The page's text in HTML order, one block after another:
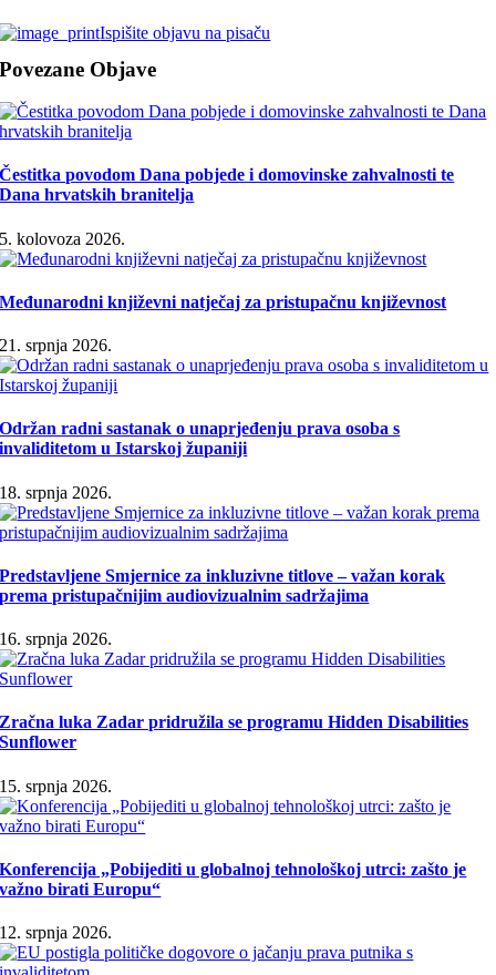
Ispišite objavu na pisaču
Povezane Objave
Čestitka povodom Dana pobjede i domovinske zahvalnosti te
Dana hrvatskih branitelja
5. kolovoza 2026.
Međunarodni književni natječaj za pristupačnu književnost
21. srpnja 2026.
Održan radni sastanak o unaprjeđenju prava osoba s
invaliditetom u Istarskoj županiji
18. srpnja 2026.
Predstavljene Smjernice za inkluzivne titlove – važan korak
prema pristupačnijim audiovizualnim sadržajima
16. srpnja 2026.
Zračna luka Zadar pridružila se programu Hidden Disabilities
Sunflower
15. srpnja 2026.
Konferencija „Pobijediti u globalnoj tehnološkoj utrci: zašto je
važno birati Europu“
12. srpnja 2026.